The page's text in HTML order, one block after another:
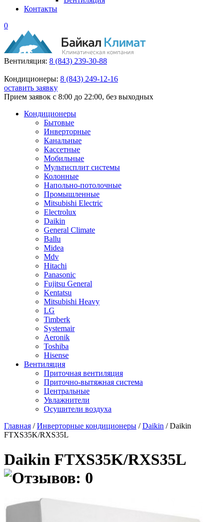
Контакты
0
Вентиляция: 8 (843) 239-30-88
Кондиционеры: 8 (843) 249-12-16
оставить заявку
Прием заявок с 8:00 до 22:00, без выходных
Кондиционеры
Бытовые
Инверторные
Канальные
Кассетные
Мобильные
Мультисплит системы
Колонные
Напольно-потолочные
Промышленные
Mitsubishi Electric
Electrolux
Daikin
General Climate
Ballu
Midea
Mdv
Hitachi
Panasonic
Fujitsu General
Kentatsu
Mitsubishi Heavy
LG
Timberk
Systemair
Aeronik
Toshiba
Hisense
Вентиляция
Приточная вентиляция
Приточно-вытяжная система
Центральные
Увлажнители
Осушители воздуха
Главная /Инверторные кондиционеры /Daikin / Daikin
FTXS35K/RXS35L
Daikin FTXS35K/RXS35L